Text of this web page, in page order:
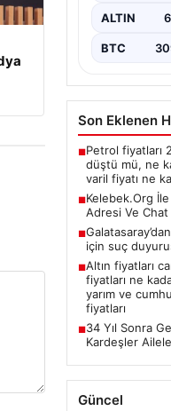
ALTIN
BTC
Son Eklenen
■Petrol fiyatları
düştü mü, ne
varil fiyatı ne
■Kelebek.Org
Adresi Ve
■
için suç
■Altın fiyatları
fiyatları ne
yarım ve
fiyatları
■34 Yıl Sonra
Kardeşler
Güncel